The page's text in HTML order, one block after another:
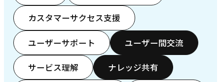
カスタマーサクセス支援
ユーザーサポート ユーザー間交流
サービス理解 ナレッジ共有